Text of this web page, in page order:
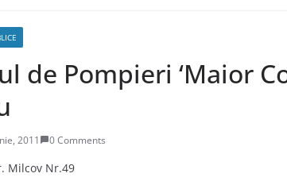
de Pompieri ‘Maior
2011 0 Comments
Milcov Nr.49